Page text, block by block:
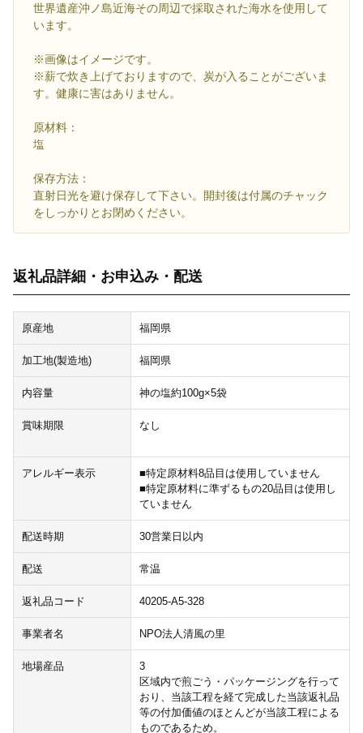
世界遺産沖ノ島近海その周辺で採取された海水を使用して
います。
※画像はイメージです。
※薪で炊き上げておりますので、炭が入ることがございま
す。健康に害はありません。
原材料：
塩
保存方法：
直射日光を避け保存して下さい。開封後は付属のチャック
をしっかりとお閉めください。
返礼品詳細・お申込み・配送
原産地 福岡県
加工地(製造地) 福岡県
内容量 神の塩約100g×5袋
賞味期限 なし
アレルギー表示
■特定原材料8品目は使用していません
■特定原材料に準ずるもの20品目は使用し
ていません
配送時期 30営業日以内
配送 常温
返礼品コード 40205-A5-328
事業者名 NPO法人清風の里
地場産品
3
区域内で煎ごう・パッケージングを行って
おり、当該工程を経て完成した当該返礼品
等の付加価値のほとんどが当該工程による
ものであるため。